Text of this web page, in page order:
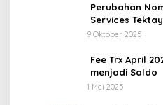
Perubahan
Services
9 Oktober 2025
Fee Trx April
menjadi Saldo
1 Mei 2025